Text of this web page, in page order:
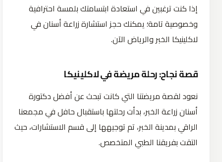
إذا كنت ترغبين في استعادة ابتسامتك بلمسة احترافية
وخصوصية تامة؛ يمكنك حجز استشارة زراعة أسنان في
لاكلينيكا الخبر والرياض الآن.
قصة نجاح: رحلة مريضة في لاكلينيكا
نعود لقصة مريضتنا التي كانت تبحث عن أفضل دكتورة
أسنان زراعة الخبر، بدأت رحلتها باستقبال حافل في مجمعنا
الراقي بمدينة الخبر، تم توجيهها إلى قسم الاستشارات، حيث
التقت بفريقنا الطبي المتخصص.